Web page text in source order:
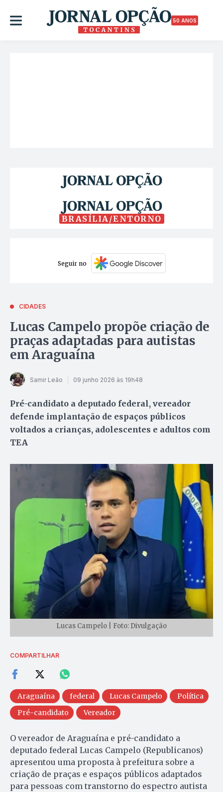
50 ANOS
BRASÍLIA/ENTORNO
Seguir no
CIDADES
Lucas Campelo propõe criação de
praças adaptadas para autistas
em Araguaína
Samir Leão 09 junho 2026 às 19h48
Pré-candidato a deputado federal, vereador
defende implantação de espaços públicos
voltados a crianças, adolescentes e adultos com
TEA
Lucas Campelo | Foto: Divulgação
COMPARTILHAR
Araguaína federal Lucas Campelo
Política
Pré-candidato
Vereador
O vereador de Araguaína e pré-candidato a
deputado federal Lucas Campelo (Republicanos)
apresentou uma proposta à prefeitura sobre a
criação de praças e espaços públicos adaptados
para pessoas com transtorno do espectro autista